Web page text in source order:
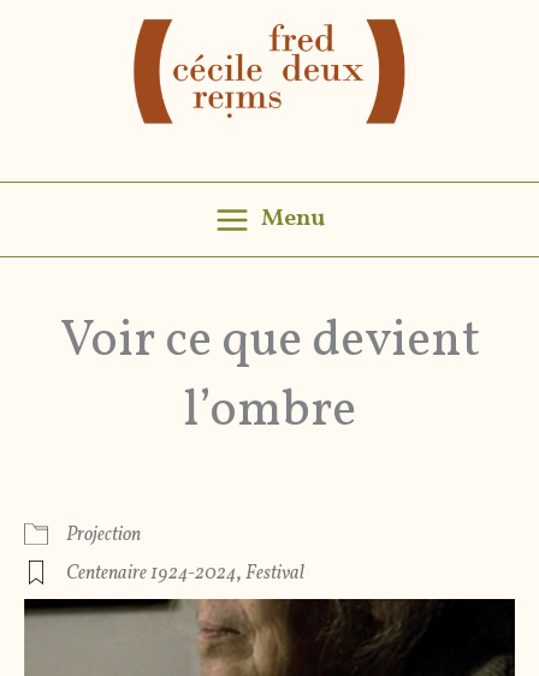
Menu
Voir ce que devient
l’ombre
Projection
Centenaire 1924-2024,Festival